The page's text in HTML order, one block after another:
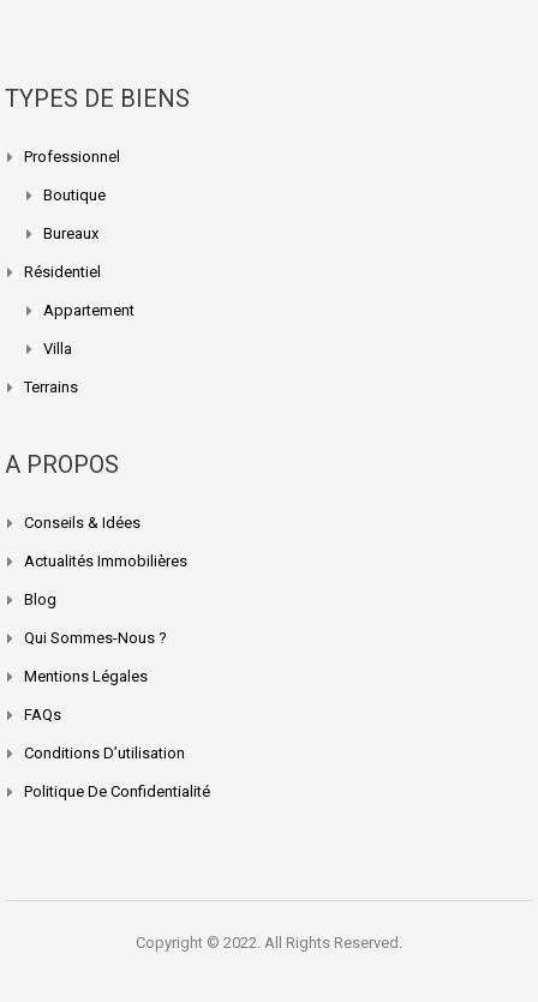
TYPES DE BIENS
Professionnel
Boutique
Bureaux
Résidentiel
Appartement
Villa
Terrains
A PROPOS
Conseils & Idées
Actualités Immobilières
Blog
Qui Sommes-Nous ?
Mentions Légales
FAQs
Conditions D’utilisation
Politique De Confidentialité
Copyright © 2022. All Rights Reserved.